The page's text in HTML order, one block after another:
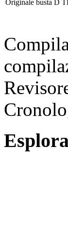
Originale busta D